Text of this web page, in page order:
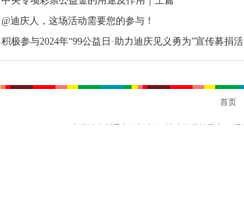
@迪庆人，这场活动需要您的参与！
积极参与2024年“99公益日·助力迪庆见义勇为”宣传募捐活
动倡议书